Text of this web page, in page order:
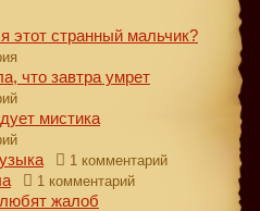
этот странный мальчик?
что завтра умрет
мистика
1 комментарий
1 комментарий
жалоб